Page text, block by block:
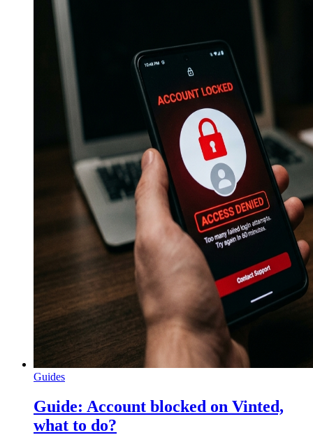
Guides
Guide: Account blocked on Vinted,
what to do?